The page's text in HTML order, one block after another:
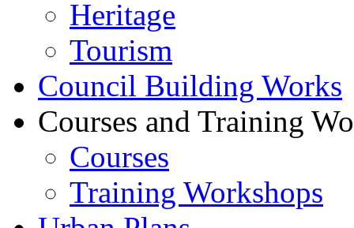
Heritage
Tourism
Council Building Works
Courses and Training
Courses
Training Workshops